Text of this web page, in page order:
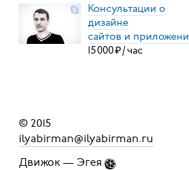
Консультации о
дизайне
сайтов и
15000₽/час
© 2015
ilyabirman@ilyabirman.ru
Движок — Эгея